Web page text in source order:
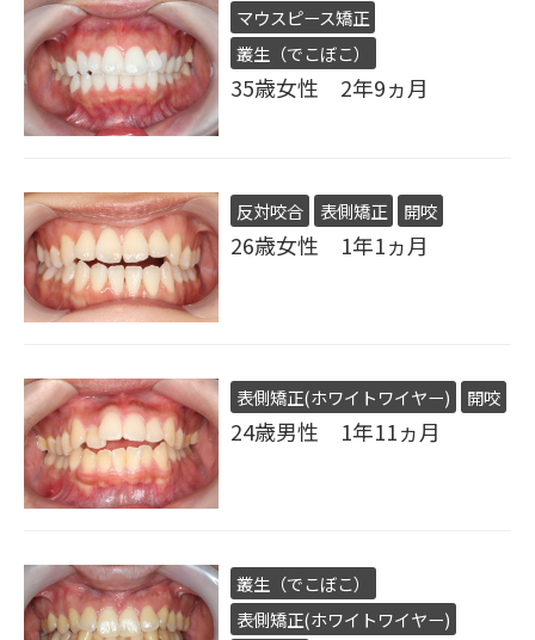
マウスピース矯正
叢生（でこぼこ）
35歳女性 2年9ヵ月
反対咬合 表側矯正 開咬
26歳女性 1年1ヵ月
表側矯正(ホワイトワイヤー) 開咬
24歳男性 1年11ヵ月
叢生（でこぼこ）
表側矯正(ホワイトワイヤー)